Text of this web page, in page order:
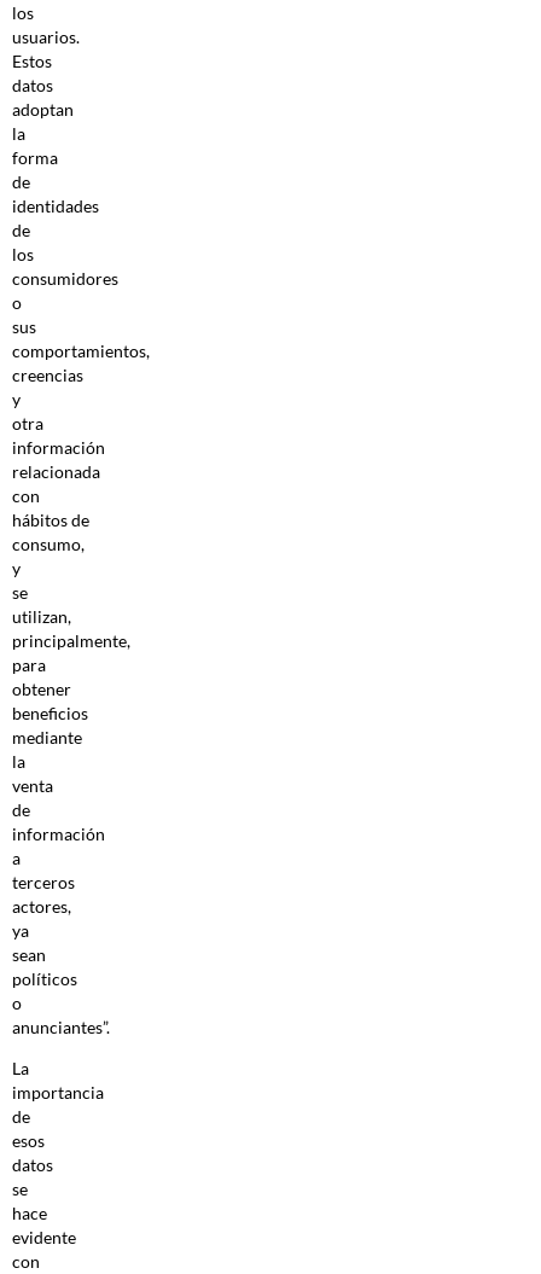
los
usuarios.
Estos
datos
adoptan
la
forma
de
identidades
de
los
consumidores
o
sus
comportamientos,
creencias
y
otra
información
relacionada
con
hábitos de
consumo,
y
se
utilizan,
principalmente,
para
obtener
beneficios
mediante
la
venta
de
información
a
terceros
actores,
ya
sean
políticos
o
anunciantes”.
La
importancia
de
esos
datos
se
hace
evidente
con